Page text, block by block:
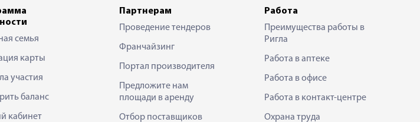
семья
карты
участия
баланс
кабинет
Партнерам
Проведение тендеров
Франчайзинг
Портал производителя
Предложите нам
площади в аренду
Отбор поставщиков
Работа
Преимущества работы в
Ригла
Работа в аптеке
Работа в офисе
Работа в контакт-центре
Охрана труда